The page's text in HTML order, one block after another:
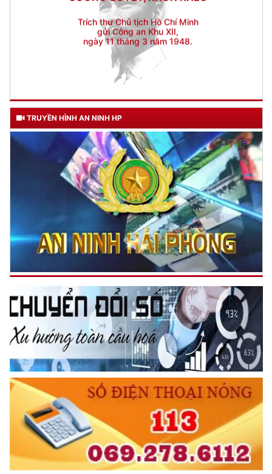
TRUYỀN HÌNH AN NINH HP